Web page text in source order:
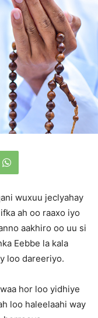
wuxuu jeclyahay
ah oo raaxo iyo
aakhiro oo uu si
Eebbe la kala
loo dareeriyo.
hor loo yidhiye
loo haleelaahi way